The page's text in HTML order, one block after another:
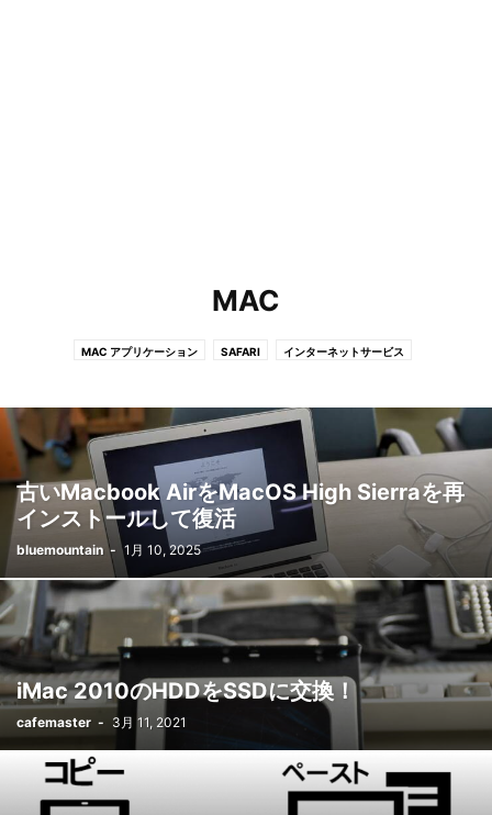
MAC
MAC アプリケーション SAFARI インターネットサービス
古いMacbook AirをMacOS High Sierraを再
インストールして復活
bluemountain - 1月 10, 2025
iMac 2010のHDDをSSDに交換！
cafemaster - 3月 11, 2021